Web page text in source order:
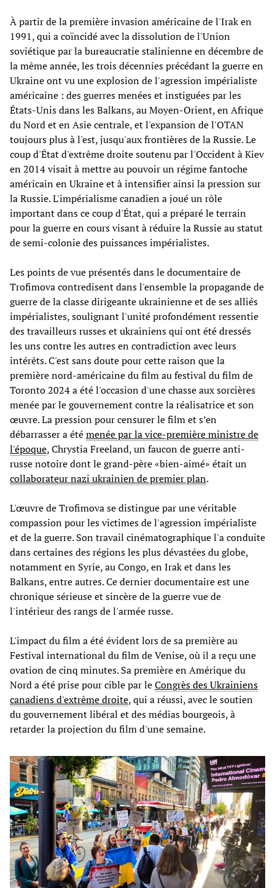
À partir de la première invasion américaine de l'Irak en
1991, qui a coïncidé avec la dissolution de l'Union
soviétique par la bureaucratie stalinienne en décembre de
la même année, les trois décennies précédant la guerre en
Ukraine ont vu une explosion de l'agression impérialiste
américaine : des guerres menées et instiguées par les
États-Unis dans les Balkans, au Moyen-Orient, en Afrique
du Nord et en Asie centrale, et l'expansion de l'OTAN
toujours plus à l'est, jusqu'aux frontières de la Russie. Le
coup d'État d'extrême droite soutenu par l'Occident à Kiev
en 2014 visait à mettre au pouvoir un régime fantoche
américain en Ukraine et à intensifier ainsi la pression sur
la Russie. L'impérialisme canadien a joué un rôle
important dans ce coup d'État, qui a préparé le terrain
pour la guerre en cours visant à réduire la Russie au statut
de semi-colonie des puissances impérialistes.
Les points de vue présentés dans le documentaire de
Trofimova contredisent dans l'ensemble la propagande de
guerre de la classe dirigeante ukrainienne et de ses alliés
impérialistes, soulignant l'unité profondément ressentie
des travailleurs russes et ukrainiens qui ont été dressés
les uns contre les autres en contradiction avec leurs
intérêts. C'est sans doute pour cette raison que la
première nord-américaine du film au festival du film de
Toronto 2024 a été l'occasion d'une chasse aux sorcières
menée par le gouvernement contre la réalisatrice et son
œuvre. La pression pour censurer le film et s’en
débarrasser a étémenée par la vice-première ministre de
l'époque, Chrystia Freeland, un faucon de guerre anti-
russe notoire dont le grand-père «bien-aimé» était un
collaborateur nazi ukrainien de premier plan.
L'œuvre de Trofimova se distingue par une véritable
compassion pour les victimes de l'agression impérialiste
et de la guerre. Son travail cinématographique l'a conduite
dans certaines des régions les plus dévastées du globe,
notamment en Syrie, au Congo, en Irak et dans les
Balkans, entre autres. Ce dernier documentaire est une
chronique sérieuse et sincère de la guerre vue de
l'intérieur des rangs de l'armée russe.
L'impact du film a été évident lors de sa première au
Festival international du film de Venise, où il a reçu une
ovation de cinq minutes. Sa première en Amérique du
Nord a été prise pour cible par leCongrès des Ukrainiens
canadiens d'extrême droite, qui a réussi, avec le soutien
du gouvernement libéral et des médias bourgeois, à
retarder la projection du film d'une semaine.